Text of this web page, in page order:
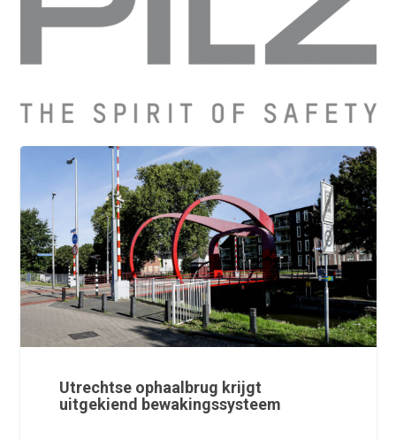
Utrechtse ophaalbrug krijgt
uitgekiend bewakingssysteem